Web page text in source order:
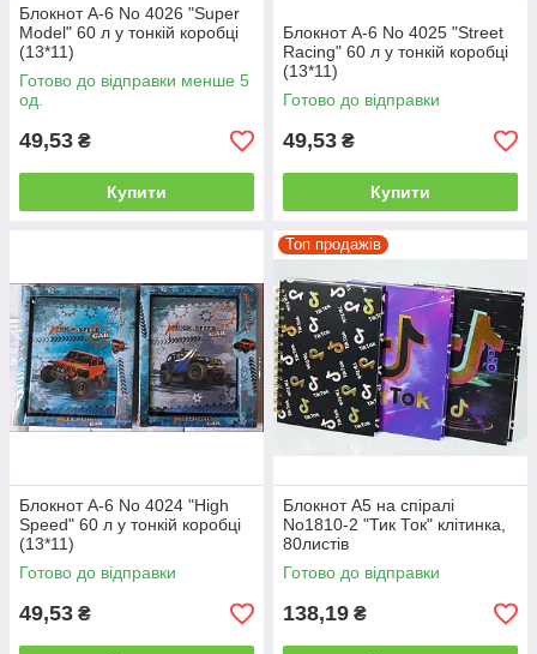
Блокнот A-6 No 4026 "Super
Model" 60 л у тонкій коробці
(13*11)
Готово до відправки менше 5
од.
49,53 ₴
Купити
Блокнот A-6 No 4025 "Street
Racing" 60 л у тонкій коробці
(13*11)
Готово до відправки
49,53 ₴
Купити
Блокнот A-6 No 4024 "High
Speed" 60 л у тонкій коробці
(13*11)
Готово до відправки
49,53 ₴
Топ продажів
Блокнот А5 на спіралі
No1810-2 "Тик Ток" клітинка,
80листів
Готово до відправки
138,19 ₴